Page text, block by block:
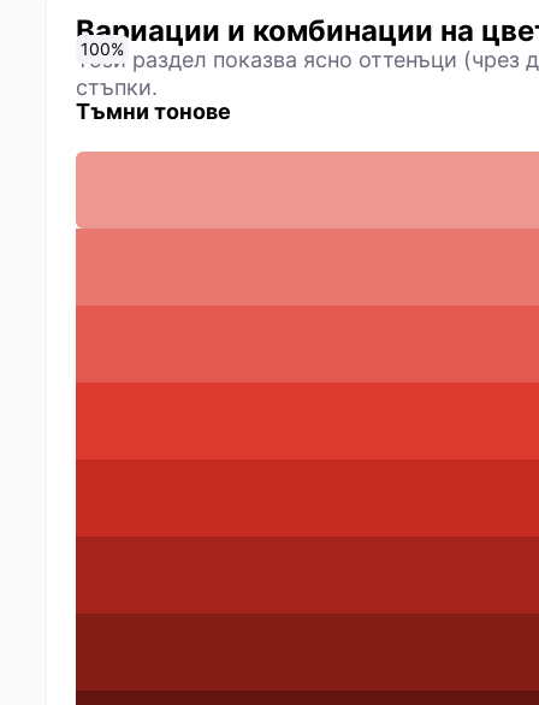
Вариации и комбинации на
Този раздел показва ясно оттенъци (чрез
стъпки.
Тъмни тонове
0%
10%
20%
30%
40%
50%
60%
70%
80%
90%
100%